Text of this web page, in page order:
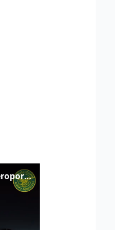
Etna, esplosioni e colate ad alta quota. L'aeroporto di Catania verso la normalità